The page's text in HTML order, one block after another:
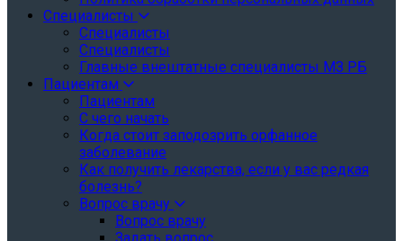
Специалисты
Специалисты
Специалисты
Главные внештатные специалисты МЗ РБ
Пациентам
Пациентам
С чего начать
Когда стоит заподозрить орфанное
заболевание
Как получить лекарства, если у вас редкая
болезнь?
Вопрос врачу
Вопрос врачу